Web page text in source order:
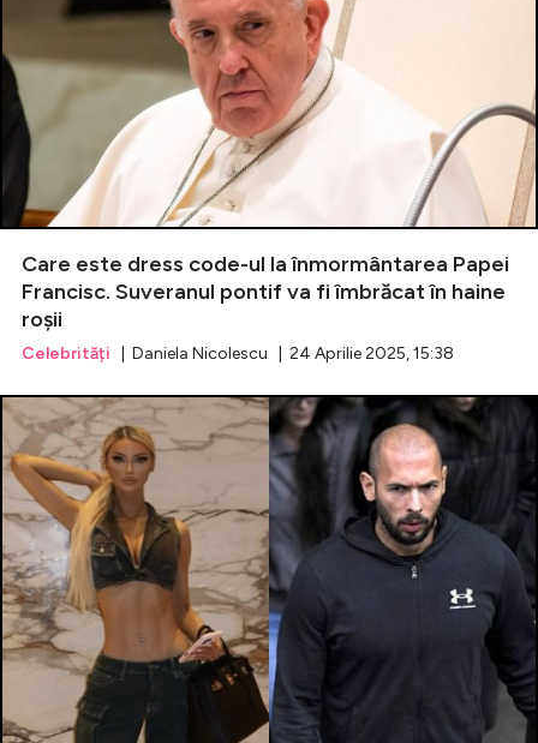
Care este dress code-ul la înmormântarea Papei
Francisc. Suveranul pontif va fi îmbrăcat în haine
roșii
Celebrități | Daniela Nicolescu | 24 Aprilie 2025, 15:38